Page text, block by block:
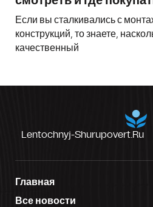
Если вы сталкивались с
конструкций, то знаете,
качественный
Lentochnyj-Shurupovert.ru
Главная
Все новости